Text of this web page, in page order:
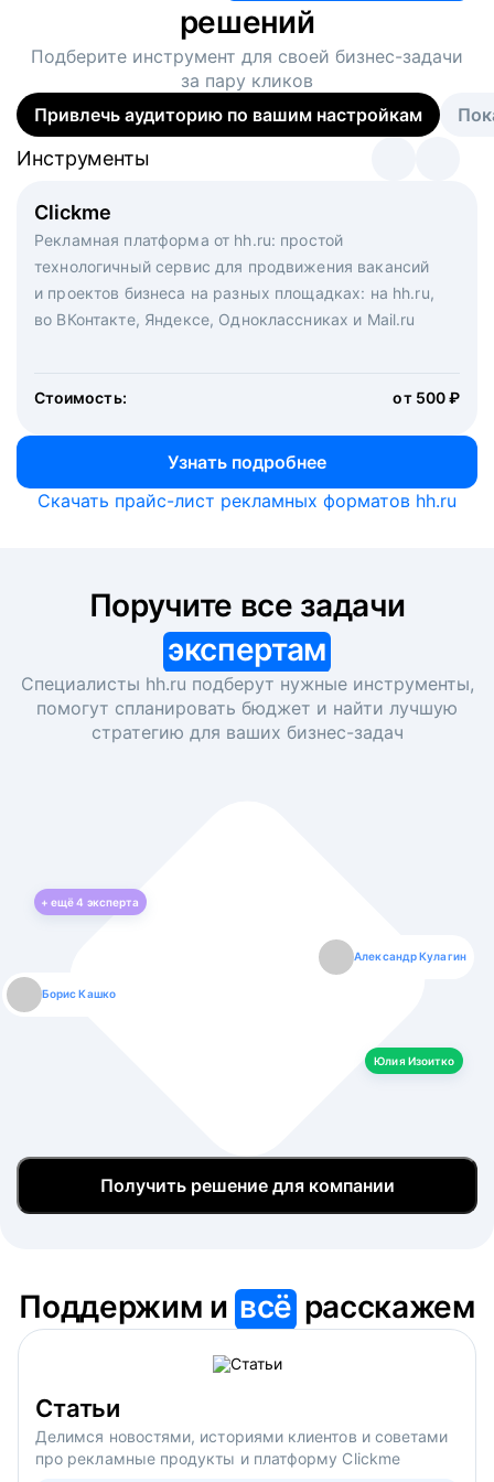
решений
Подберите инструмент для своей бизнес-задачи
за пару кликов
Привлечь аудиторию по вашим настройкам
Clickme
Рекламная платформа от hh.ru: простой
технологичный сервис для продвижения вакансий
и проектов бизнеса на разных площадках: на hh.ru,
во ВКонтакте, Яндексе, Одноклассниках и Mail.ru
Стоимость: от 500 ₽
Узнать подробнее
Инструменты
Вакансия дня
Рекламный формат для вакансий на главной странице
hh.ru. Увеличивает количество откликов
Инструменты
Массовый подбор под ключ. Решите, сколько
кандидатов и когда вам нужно, и за дело возьмутся
маркетологи, рекрутеры и проектные менеджеры
hh.ru с целым набором digital-инструментов
Инструменты
Скачать прайс-лист рекламных форматов hh.ru
экспертам
Специалисты hh.ru подберут нужные инструменты,
помогут спланировать бюджет и найти лучшую
стратегию для ваших бизнес-задач
+ ещё4 эксперта
Борис Кашко
Александр Кулагин
Юлия Изоитко
Юлия Изоитко
Даниил Макаров
Александр Кулагин
Екатерина Лазаренко
Даниил Макаров
Борис Кашко
Екатерина Лазаренко
Юлия Изоитко
Получить решение для компании
Поддержим ивсё расскажем
Статьи
Делимся новостями, историями клиентов и советами
про рекламные продукты и платформу Clickme